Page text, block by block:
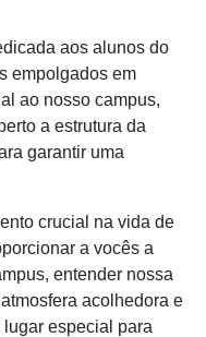
aos alunos do
empolgados em
ao nosso campus,
a estrutura da
garantir uma
crucial na vida de
a vocês a
entender nossa
acolhedora e
especial para